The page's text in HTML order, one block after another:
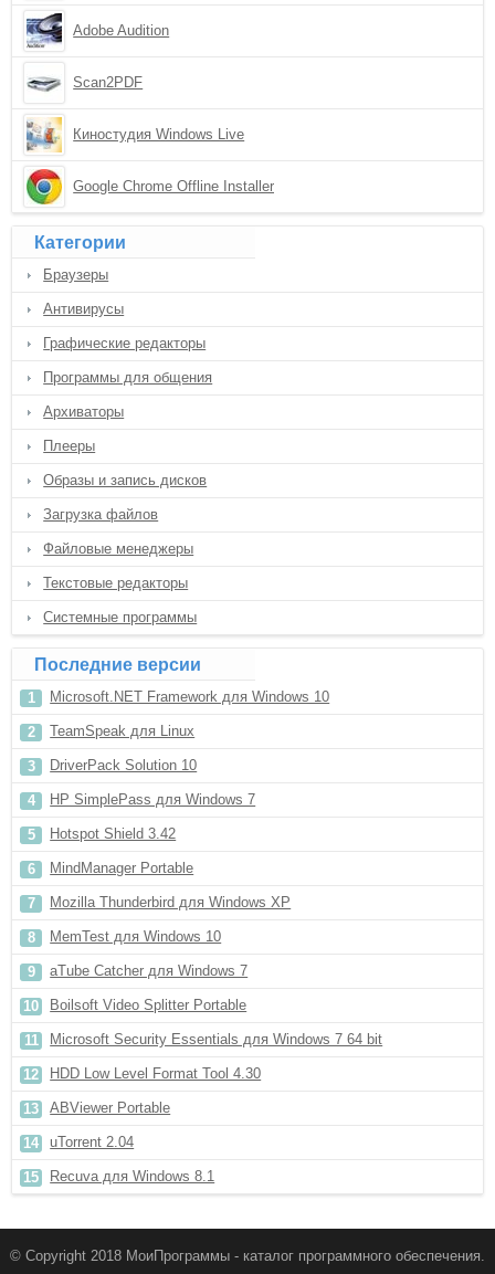
Adobe Audition
Scan2PDF
Киностудия Windows Live
Google Chrome Offline Installer
Категории
Браузеры
Антивирусы
Графические редакторы
Программы для общения
Архиваторы
Плееры
Образы и запись дисков
Загрузка файлов
Файловые менеджеры
Текстовые редакторы
Системные программы
Последние версии
Microsoft.NET Framework для Windows 10
TeamSpeak для Linux
DriverPack Solution 10
HP SimplePass для Windows 7
Hotspot Shield 3.42
MindManager Portable
Mozilla Thunderbird для Windows XP
MemTest для Windows 10
aTube Catcher для Windows 7
Boilsoft Video Splitter Portable
Microsoft Security Essentials для Windows 7 64 bit
HDD Low Level Format Tool 4.30
ABViewer Portable
uTorrent 2.04
Recuva для Windows 8.1
© Copyright 2018 МоиПрограммы - каталог программного обеспечения.